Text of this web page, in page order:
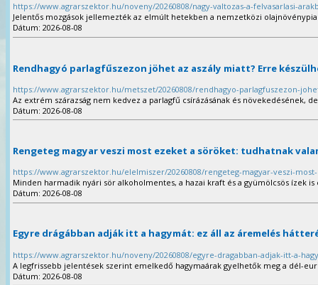
https://www.agrarszektor.hu/noveny/20260808/nagy-valtozas-a-felvasarlasi-
Jelentős mozgások jellemezték az elmúlt hetekben a nemzetközi
Dátum: 2026-08-08
Rendhagyó parlagfűszezon jöhet az aszály miatt? Erre
https://www.agrarszektor.hu/metszet/20260808/rendhagyo-parlagfuszezon-
Az extrém szárazság nem kedvez a parlagfű csírázásának és növekedésének,
Dátum: 2026-08-08
Rengeteg magyar veszi most ezeket a söröket: tudhatnak
https://www.agrarszektor.hu/elelmiszer/20260808/rengeteg-magyar-veszi-
Minden harmadik nyári sör alkoholmentes, a hazai kraft és a gyümölcsös ízek is
Dátum: 2026-08-08
Egyre drágábban adják itt a hagymát: ez áll az áremelés
https://www.agrarszektor.hu/noveny/20260808/egyre-dragabban-adjak-itt-a-
A legfrissebb jelentések szerint emelkedő hagymaárak figyelhetők meg a dél-
Dátum: 2026-08-08